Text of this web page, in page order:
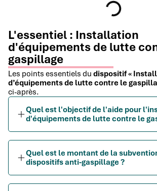
L'essentiel : Installation
d'équipements de lutte
gaspillage
Les points essentiels du dispositif «
d’équipements de lutte contre le
ci-après.
Quel est l'objectif de l'aide pour
d'équipements de lutte contre le
Quel est le montant de la
dispositifs anti-gaspillage ?